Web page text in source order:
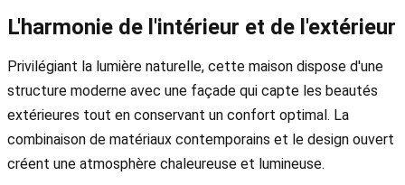
L'harmonie de l'intérieur et de l'extérieur
Privilégiant la lumière naturelle, cette maison dispose d'une
structure moderne avec une façade qui capte les beautés
extérieures tout en conservant un confort optimal. La
combinaison de matériaux contemporains et le design ouvert
créent une atmosphère chaleureuse et lumineuse.